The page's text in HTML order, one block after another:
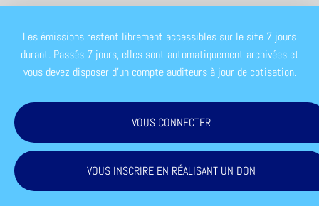
Les émissions restent librement accessibles sur le site 7 jours
durant. Passés 7 jours, elles sont automatiquement archivées et
vous devez disposer d'un compte auditeurs à jour de cotisation.
VOUS CONNECTER
VOUS INSCRIRE EN RÉALISANT UN DON